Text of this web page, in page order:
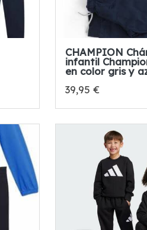
CHAMPION
infantil
en color gris y
39,95 €